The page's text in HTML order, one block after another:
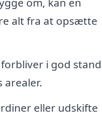
alt fra at opsætte
i god stand
eller udskifte